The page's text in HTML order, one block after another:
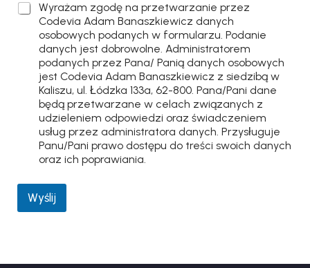
Wyrażam zgodę na przetwarzanie przez
Codevia Adam Banaszkiewicz danych
osobowych podanych w formularzu. Podanie
danych jest dobrowolne. Administratorem
podanych przez Pana/ Panią danych osobowych
jest Codevia Adam Banaszkiewicz z siedzibą w
Kaliszu, ul. Łódzka 133a, 62-800. Pana/Pani dane
będą przetwarzane w celach związanych z
udzieleniem odpowiedzi oraz świadczeniem
usług przez administratora danych. Przysługuje
Panu/Pani prawo dostępu do treści swoich danych
oraz ich poprawiania.
Wyślij